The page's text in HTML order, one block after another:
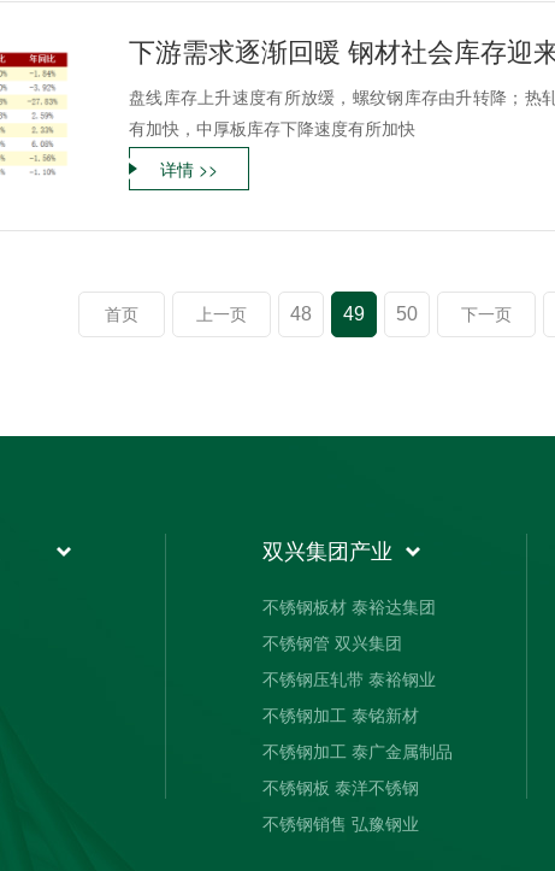
下游需求逐渐回暖 钢材社会库存迎
盘线库存上升速度有所放缓，螺纹钢库存由升转降；热
有加快，中厚板库存下降速度有所加快
详情 >>
首页 上一页 48 49 50 下一页
双兴集团产业
不锈钢板材 泰裕达集团
不锈钢管 双兴集团
不锈钢压轧带 泰裕钢业
不锈钢加工 泰铭新材
不锈钢加工 泰广金属制品
不锈钢板 泰洋不锈钢
不锈钢销售 弘豫钢业